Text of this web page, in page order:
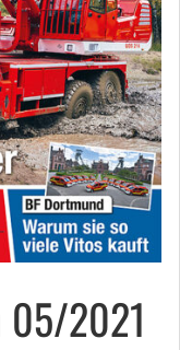
05/2021